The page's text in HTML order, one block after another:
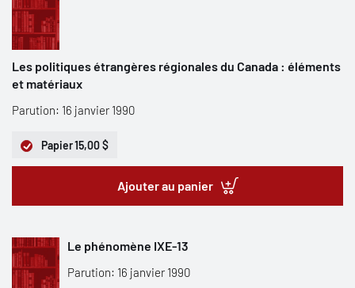
Les politiques étrangères régionales du Canada : éléments
et matériaux
Parution: 16 janvier 1990
Papier15,00 $
Ajouter au panier
Le phénomène IXE-13
Parution: 16 janvier 1990